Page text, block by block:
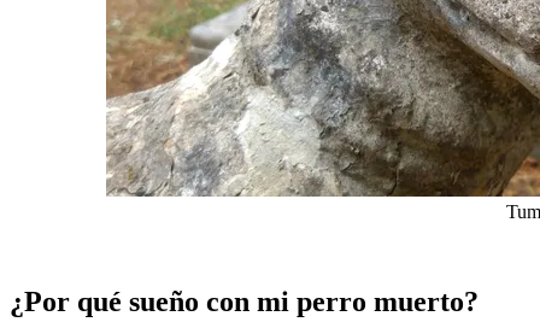
¿Por qué sueño con mi perro muerto?